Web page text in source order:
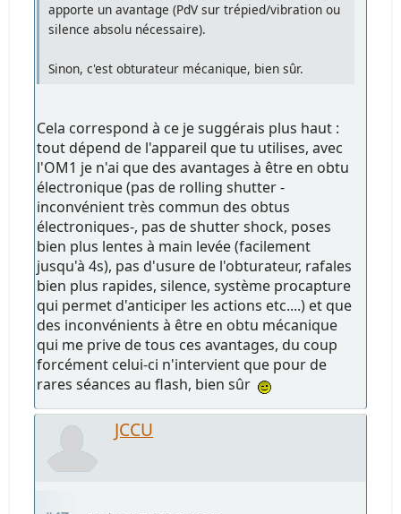
apporte un avantage (PdV sur trépied/vibration ou
silence absolu nécessaire).
Sinon, c'est obturateur mécanique, bien sûr.
Cela correspond à ce je suggérais plus haut :
tout dépend de l'appareil que tu utilises, avec
l'OM1 je n'ai que des avantages à être en obtu
électronique (pas de rolling shutter -
inconvénient très commun des obtus
électroniques-, pas de shutter shock, poses
bien plus lentes à main levée (facilement
jusqu'à 4s), pas d'usure de l'obturateur, rafales
bien plus rapides, silence, système procapture
qui permet d'anticiper les actions etc....) et que
des inconvénients à être en obtu mécanique
qui me prive de tous ces avantages, du coup
forcément celui-ci n'intervient que pour de
rares séances au flash, bien sûr
JCCU